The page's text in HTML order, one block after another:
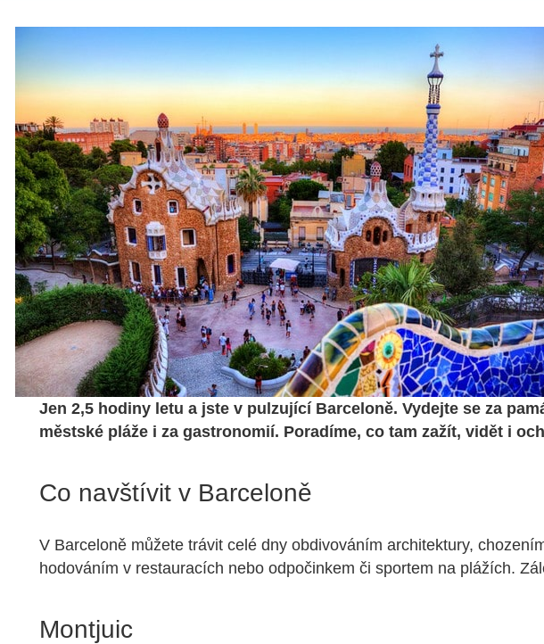
Jen 2,5 hodiny letu a jste v pulzující Barceloně. Vydejte se za
městské pláže i za gastronomií. Poradíme, co tam zažít, vidět i
Co navštívit v Barceloně
V Barceloně můžete trávit celé dny obdivováním architektury,
hodováním v restauracích nebo odpočinkem či sportem na plážích.
Montjuic